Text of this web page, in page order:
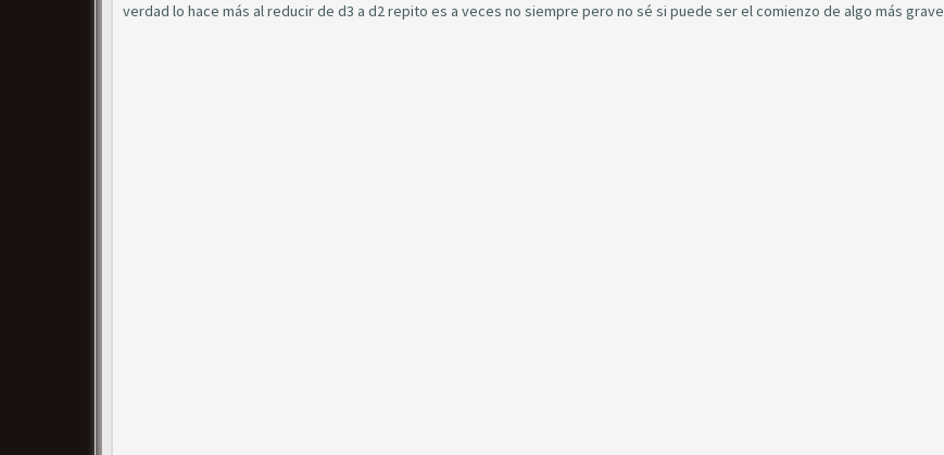
verdad lo hace más al reducir de d3 a d2 repito es a veces no siempre pero no sé si puede ser el comienzo de algo más grave